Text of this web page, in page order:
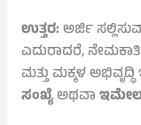
ಉತ್ತರ:ಅರ್ಜಿ
ಎದುರಾದರೆ,
ಮತ್ತು ಮಕ್ಕಳ
ಸಂಖ್ಯೆಅಥವಾ